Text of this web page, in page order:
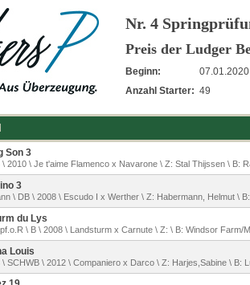
Nr. 4
Preis der Ludger
Beginn:
Anzahl Starter: 49
Son 3
\ 2010 \ Je t'aime Flamenco x Navarone \ Z: Stal Thijssen \ B:
3
\ DB \ 2008 \ Escudo I x Werther \ Z: Habermann, Helmut \
du Lys
\ B \ 2008 \ Landsturm x Carnute \ Z: \ B: Windsor Farm/
Louis
\ SCHWB \ 2012 \ Companiero x Darco \ Z: Harjes,Sabine \ B: